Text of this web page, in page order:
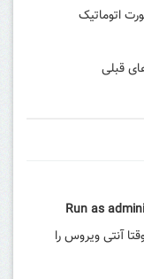
اتوماتیک
قبلی
Run as
آنتی ویروس را